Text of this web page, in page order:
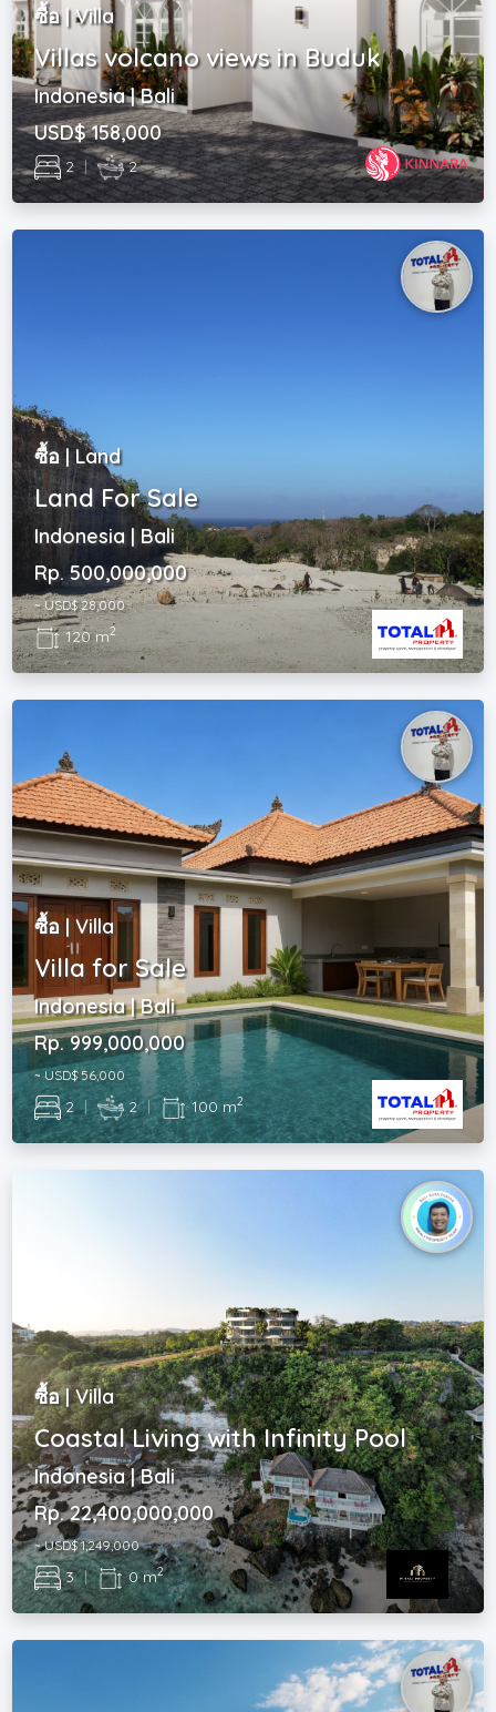
ซื้อ | Villa
Villas volcano views in Buduk
Indonesia | Bali
USD$ 158,000
2 | 2
ซื้อ | Land
Land For Sale
Indonesia | Bali
Rp. 500,000,000
~ USD$ 28,000
120 m2
ซื้อ | Villa
Villa for Sale
Indonesia | Bali
Rp. 999,000,000
~ USD$ 56,000
2 | 2 | 100 m2
ซื้อ | Villa
Coastal Living with Infinity Pool
Indonesia | Bali
Rp. 22,400,000,000
~ USD$ 1,249,000
3 | 0 m2